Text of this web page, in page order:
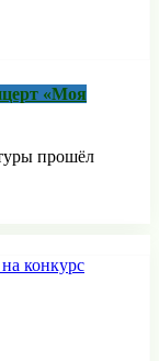
«Моя
прошёл